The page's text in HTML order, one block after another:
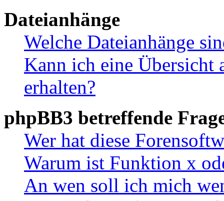
Dateianhänge
Welche Dateianhänge
Kann ich eine Übersicht
erhalten?
phpBB3 betreffende
Wer hat diese
Warum ist Funktion x
An wen soll ich mich